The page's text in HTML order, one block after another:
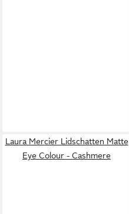
Laura Mercier Lidschatten Matte
Eye Colour - Cashmere